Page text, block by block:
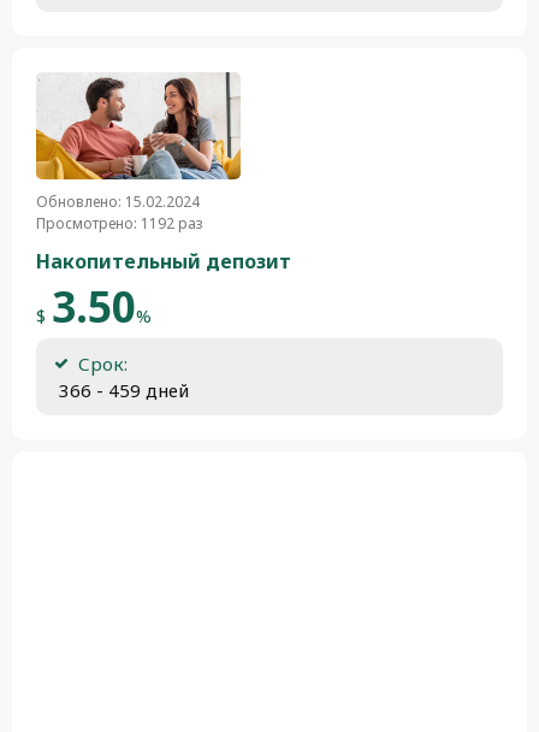
Обновлено: 15.02.2024
Просмотрено: 1192 раз
Накопительный депозит
$ 3.50%
Срок:
366 - 459 дней